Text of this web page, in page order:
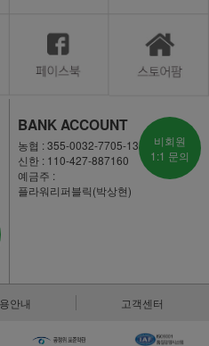
BANK ACCOUNT
농협 : 355-0032-7705-13
신한 : 110-427-887160
예금주 :
플라워리퍼블릭(박상현)
비회원
1:1 문의
안내 고객센터